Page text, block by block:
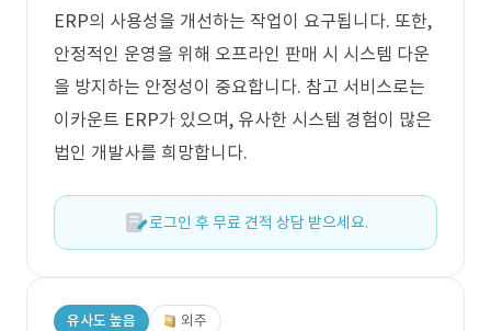
ERP의 사용성을 개선하는 작업이 요구됩니다. 또한,
안정적인 운영을 위해 오프라인 판매 시 시스템 다운
을 방지하는 안정성이 중요합니다. 참고 서비스로는
이카운트 ERP가 있으며, 유사한 시스템 경험이 많은
법인 개발사를 희망합니다.
로그인 후 무료 견적 상담 받으세요.
유사도 높음 외주